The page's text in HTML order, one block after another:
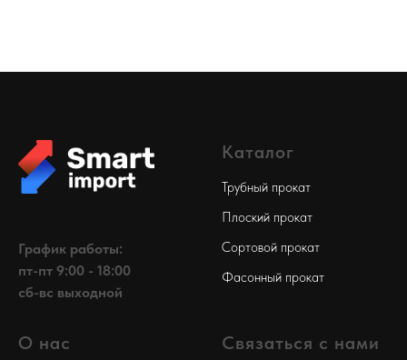
График работы:
пт-пт 9:00 - 18:00
сб-вс выходной
Каталог
Трубный прокат
Плоский прокат
Сортовой прокат
Фасонный прокат
О нас Связаться с нами